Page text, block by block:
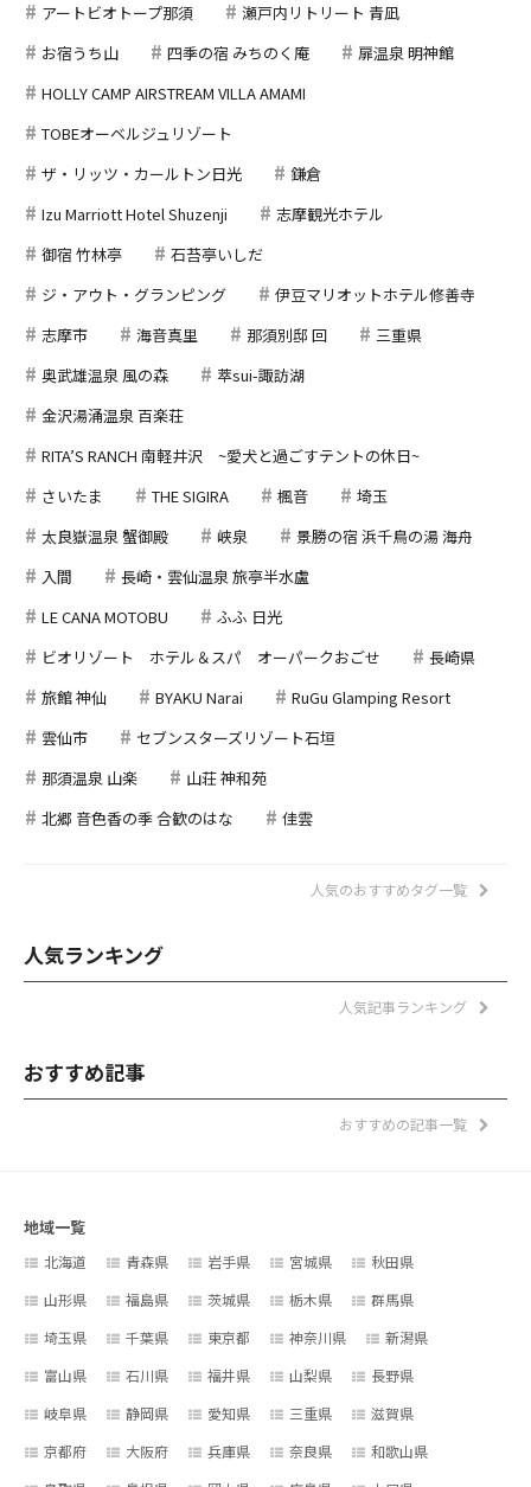
アートビオトープ那須
瀬戸内リトリート 青凪
お宿うち山
四季の宿 みちのく庵
扉温泉 明神館
HOLLY CAMP AIRSTREAM VILLA AMAMI
TOBEオーベルジュリゾート
ザ・リッツ・カールトン日光
鎌倉
Izu Marriott Hotel Shuzenji
志摩観光ホテル
御宿 竹林亭
石苔亭いしだ
ジ・アウト・グランピング
伊豆マリオットホテル修善寺
志摩市
海音真里 那須別邸 回
三重県
奥武雄温泉 風の森
萃sui-諏訪湖
金沢湯涌温泉 百楽荘
RITA’S RANCH 南軽井沢 ~愛犬と過ごすテントの休日~
さいたま
THE SIGIRA 楓音
埼玉
太良嶽温泉 蟹御殿
峡泉
景勝の宿 浜千鳥の湯 海舟
入間
長崎・雲仙温泉 旅亭半水盧
LE CANA MOTOBU
ふふ 日光
ビオリゾート ホテル＆スパ オーパークおごせ
長崎県
旅館 神仙
BYAKU Narai
RuGu Glamping Resort
雲仙市
セブンスターズリゾート石垣
那須温泉 山楽
山荘 神和苑
北郷 音色香の季 合歓のはな
佳雲
人気のおすすめタグ一覧
人気ランキング
人気記事ランキング
おすすめ記事
おすすめの記事一覧
地域一覧
北海道 青森県 岩手県 宮城県
秋田県
山形県
福島県 茨城県 栃木県
群馬県
埼玉県
千葉県 東京都 神奈川県
新潟県
富山県
石川県 福井県 山梨県
長野県
岐阜県
静岡県 愛知県 三重県
滋賀県
京都府
大阪府 兵庫県 奈良県
和歌山県